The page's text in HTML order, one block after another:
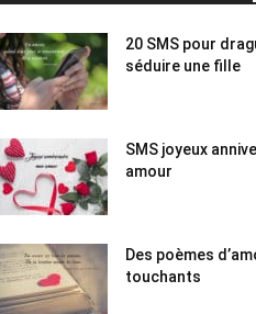
20 SMS pour
séduire une fille
SMS joyeux
amour
Des poèmes
touchants